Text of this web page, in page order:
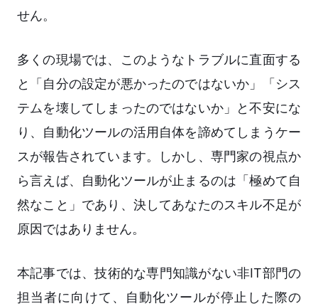
せん。
多くの現場では、このようなトラブルに直面する
と「自分の設定が悪かったのではないか」「シス
テムを壊してしまったのではないか」と不安にな
り、自動化ツールの活用自体を諦めてしまうケー
スが報告されています。しかし、専門家の視点か
ら言えば、自動化ツールが止まるのは「極めて自
然なこと」であり、決してあなたのスキル不足が
原因ではありません。
本記事では、技術的な専門知識がない非IT部門の
担当者に向けて、自動化ツールが停止した際の